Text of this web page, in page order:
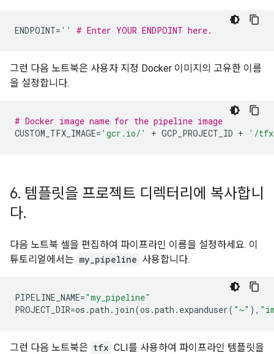
ENDPOINT= '' # Enter YOUR ENDPOINT here.
그런 다음 노트북은 사용자 지정 Docker 이미지의 고유한 이름
을 설정합니다.
# Docker image name for the pipeline image
CUSTOM_TFX_IMAGE= 'gcr.io/' + GCP_PROJECT_ID + '/
6. 템플릿을 프로젝트 디렉터리에 복사합니
다.
다음 노트북 셀을 편집하여 파이프라인 이름을 설정하세요. 이
튜토리얼에서는 my_pipeline 사용합니다.
PIPELINE_NAME="my_pipeline"
PROJECT_DIR=os .path . join(os .path . expanduser( "~" ),
그런 다음 노트북은 tfx CLI를 사용하여 파이프라인 템플릿을